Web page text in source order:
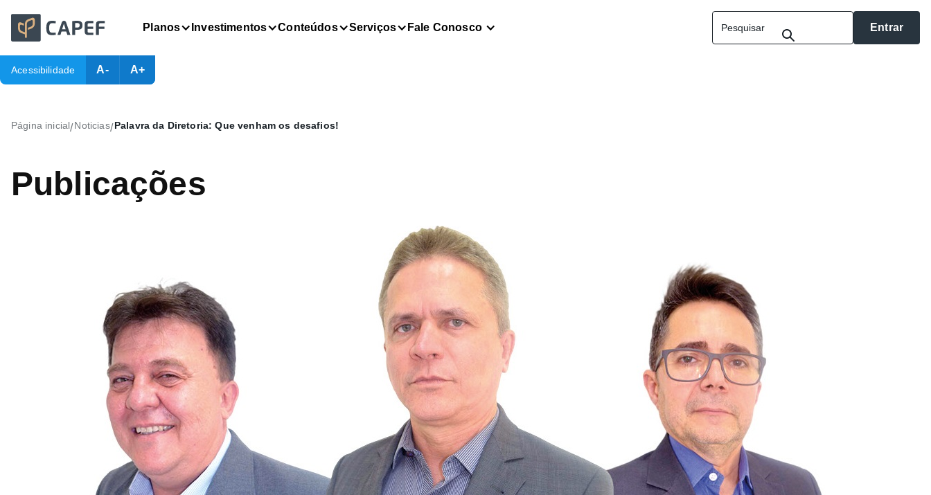
Planos Investimentos Conteúdos Serviços Fale Conosco Entrar
Acessibilidade A- A+
Página inicial/Noticias/Palavra da Diretoria: Que venham os desafios!
Publicações